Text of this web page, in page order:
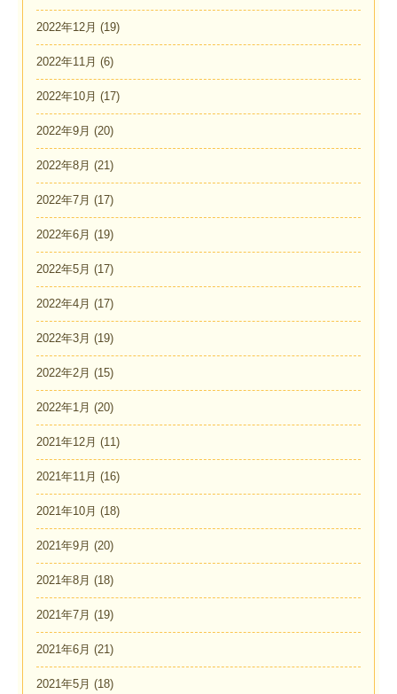
2022年12月 (19)
2022年11月 (6)
2022年10月 (17)
2022年9月 (20)
2022年8月 (21)
2022年7月 (17)
2022年6月 (19)
2022年5月 (17)
2022年4月 (17)
2022年3月 (19)
2022年2月 (15)
2022年1月 (20)
2021年12月 (11)
2021年11月 (16)
2021年10月 (18)
2021年9月 (20)
2021年8月 (18)
2021年7月 (19)
2021年6月 (21)
2021年5月 (18)